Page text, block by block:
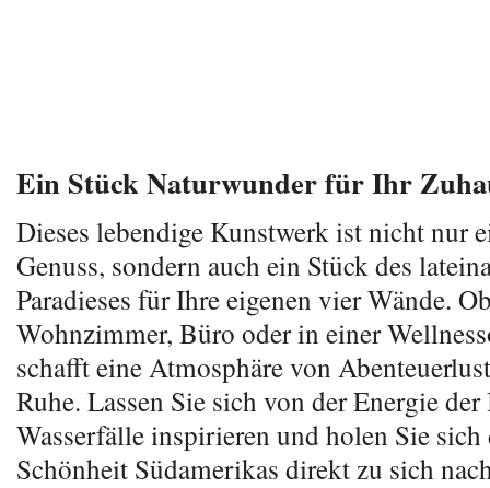
Ein Stück Naturwunder für Ihr
Dieses lebendige Kunstwerk ist nicht nur
Genuss, sondern auch ein Stück des
Paradieses für Ihre eigenen vier Wände.
Wohnzimmer, Büro oder in einer
schafft eine Atmosphäre von
Ruhe. Lassen Sie sich von der Energie
Wasserfälle inspirieren und holen Sie
Schönheit Südamerikas direkt zu sich